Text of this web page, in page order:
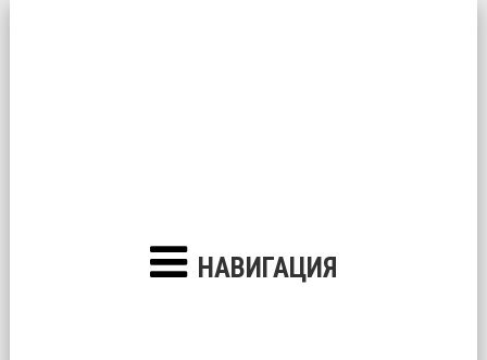
НАВИГАЦИЯ